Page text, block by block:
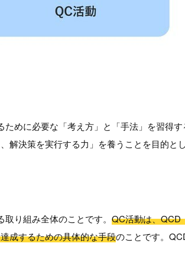
めに必要な「考え方」と「手法」を習得
決策を実行する力」を養うことを目的とし
り組み全体のことです。 QC活動は、QCD
成するための具体的な手段のことです。